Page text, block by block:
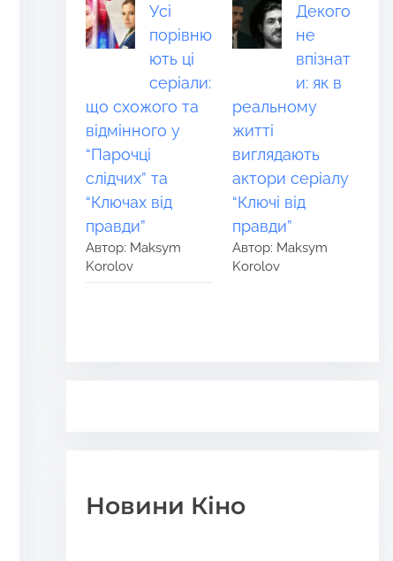
Усі
порівню
ють ці
серіали:
що схожого та
відмінного у
“Парочці
слідчих” та
“Ключах від
правди”
Автор: Maksym
Korolov
Декого
не
впізнат
и: як в
реальному
житті
виглядають
актори серіалу
“Ключі від
правди”
Автор: Maksym
Korolov
Новини Кіно